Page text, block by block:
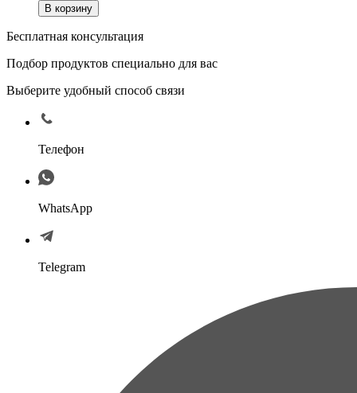
Бесплатная консультация
Подбор продуктов специально для вас
Выберите удобный способ связи
Телефон
WhatsApp
Telegram